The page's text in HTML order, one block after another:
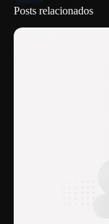
Posts relacionados